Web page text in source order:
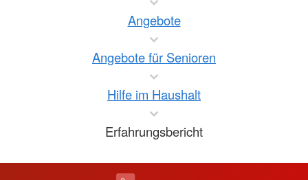
Angebote
Angebote für Senioren
Hilfe im Haushalt
Erfahrungsbericht